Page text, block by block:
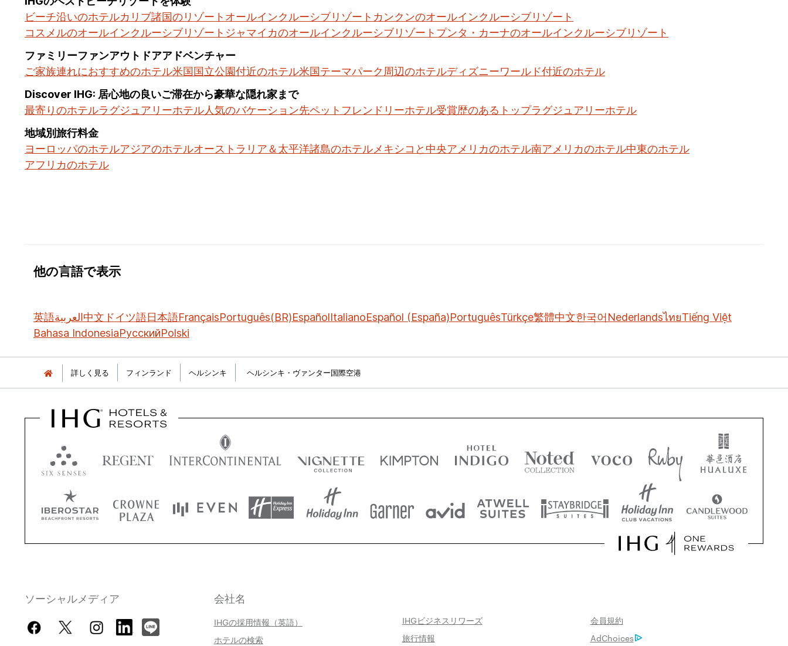
ビーチ沿いのホテルカリブ諸国のリゾート オールインクルーシブリゾート カンクンのオールインクルーシブリゾート
コスメルのオールインクルーシブリゾート ジャマイカのオールインクルーシブリゾート プンタ・カーナのオールインクルーシブリゾート
ファミリーファンアウトドアアドベンチャー
ご家族連れにおすすめのホテル米国国立公園付近のホテル米国テーマパーク周辺のホテルディズニーワールド付近のホテル
Discover IHG: 居心地の良いご滞在から豪華な隠れ家まで
最寄りのホテルラグジュアリーホテル人気のバケーション先ペットフレンドリーホテル受賞歴のあるトップラグジュアリーホテル
地域別旅行料金
ヨーロッパのホテルアジアのホテルオーストラリア＆太平洋諸島のホテルメキシコと中央アメリカのホテル南アメリカのホテル中東のホテル
アフリカのホテル
他の言語で表示
英語العربية中文 ドイツ語日本語FrançaisPortuguês(BR)EspañolItalianoEspañol (España)PortuguêsTürkçe繁體中文한국어 NederlandsไทยTiếng Việt
Bahasa IndonesiaРусскийPolski
詳しく見る フィンランド ヘルシンキ ヘルシンキ・ヴァンター国際空港
ソーシャルメディア 会社名
IHGの採用情報（英語）
ホテルの検索
IHGビジネスリワーズ
旅行情報
会員規約
AdChoices